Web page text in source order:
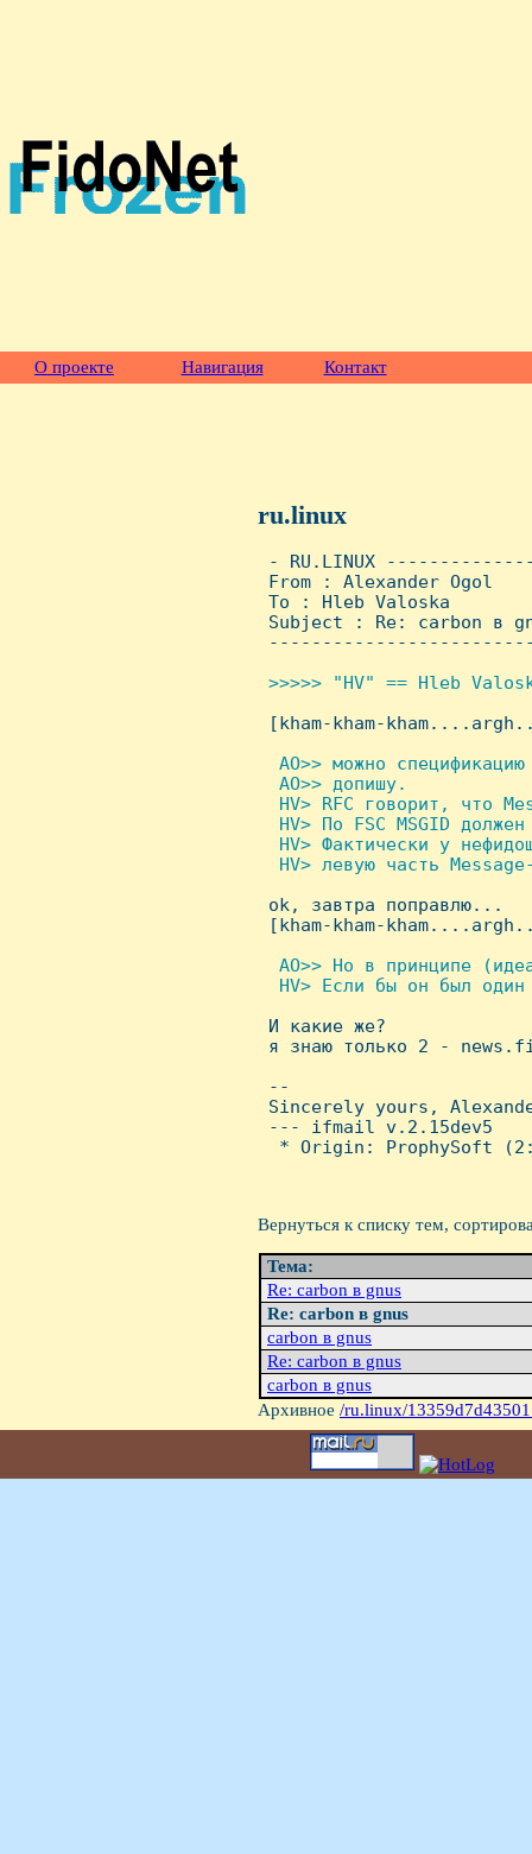
О проекте Навигация Контакт
ru.linux
- RU.LINUX
From : Alexander
To : Hleb Valoska
Subject : Re: carbon в
>>>>> "HV" == Hleb
[kham-kham-
AO>> можно
  AO>> допишу.
HV> RFC говорит, что
HV> По FSC MSGID
HV> Фактически у
HV> левую часть
ok, завтра поправлю...
[kham-kham-
AO>> Hо в принципе
HV> Если бы он был
И какие же?
я знаю только 2 -
--
Sincerely yours,
--- ifmail v.2.15dev5
* Origin: ProphySoft
Вернуться к списку тем,
Тема:
Re: carbon в gnus
Re: carbon в gnus
carbon в gnus
Re: carbon в gnus
carbon в gnus
Архивное /ru.linux/